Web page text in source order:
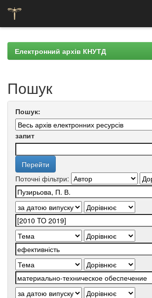
navigationЕлектронний архів КНУТД
Пошук
Пошук:
запит
Поточні фільтри: